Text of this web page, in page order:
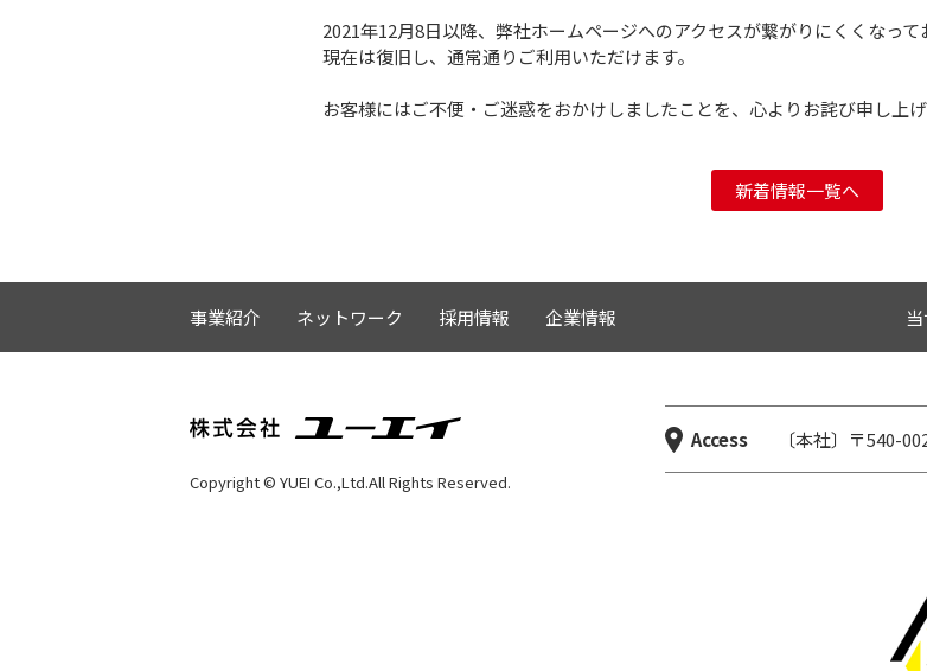
2021年12月8日以降、弊社ホームページへのアクセスが繋がりにくくなって
現在は復旧し、通常通りご利用いただけます。
お客様にはご不便・ご迷惑をおかけしましたことを、心よりお詫び申し上げ
新着情報一覧へ
事業紹介 ネットワーク 採用情報 企業情報
Access 〔本社〕〒540-
Copyright © YUEI Co.,Ltd.All Rights Reserved.